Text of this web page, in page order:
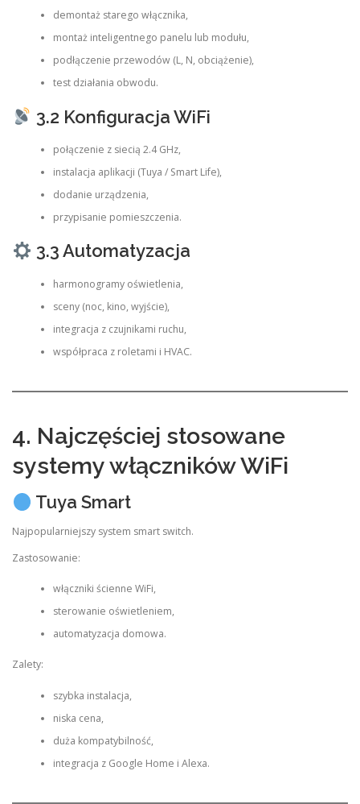
demontaż starego włącznika,
montaż inteligentnego panelu lub modułu,
podłączenie przewodów (L, N, obciążenie),
test działania obwodu.
3.2 Konfiguracja WiFi
połączenie z siecią 2.4 GHz,
instalacja aplikacji (Tuya / Smart Life),
dodanie urządzenia,
przypisanie pomieszczenia.
3.3 Automatyzacja
harmonogramy oświetlenia,
sceny (noc, kino, wyjście),
integracja z czujnikami ruchu,
współpraca z roletami i HVAC.
4. Najczęściej stosowane
systemy włączników WiFi
Tuya Smart
Najpopularniejszy system smart switch.
Zastosowanie:
włączniki ścienne WiFi,
sterowanie oświetleniem,
automatyzacja domowa.
Zalety:
szybka instalacja,
niska cena,
duża kompatybilność,
integracja z Google Home i Alexa.